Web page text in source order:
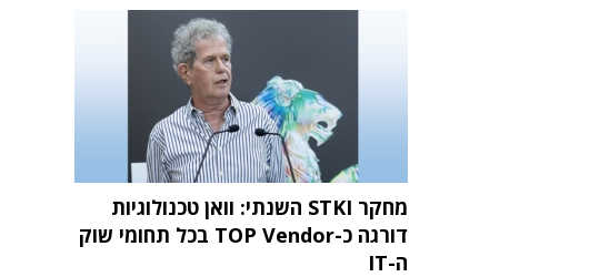
מחקר STKI השנתי: וואן טכנולוגיות
דורגה כ-TOP Vendor בכל תחומי שוק
ה-IT